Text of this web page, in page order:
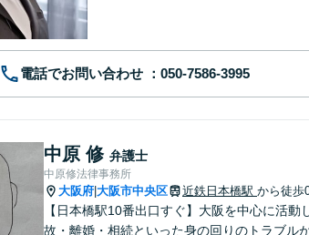
電話でお問い合わせ
中原 修 弁護士
中原修法律事務所
大阪府 大阪市中央区 近鉄日本橋駅 から徒歩
【日本橋駅10番出口すぐ】大阪を中心に活
故・離婚・相続といった身の回りのトラブル